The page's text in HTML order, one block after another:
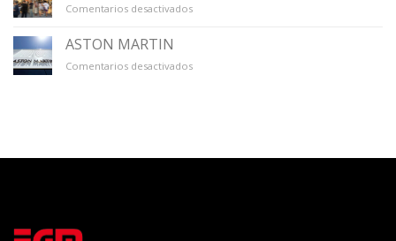
Comentarios desactivadosen
ASTON MARTIN
Comentarios desactivadosen